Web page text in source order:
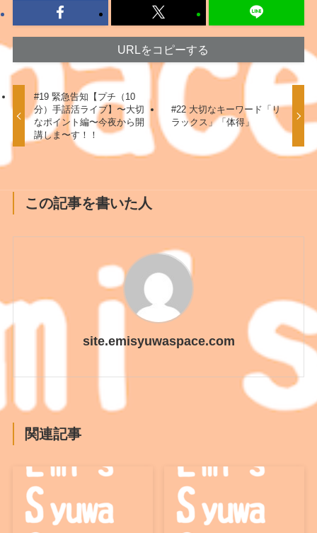
URLをコピーする
#19 緊急告知【プチ（10
分）手話活ライブ】〜大切
なポイント編〜今夜から開
講しま〜す！！
#22 大切なキーワード「リ
ラックス」「体得」
この記事を書いた人
site.emisyuwaspace.com
関連記事